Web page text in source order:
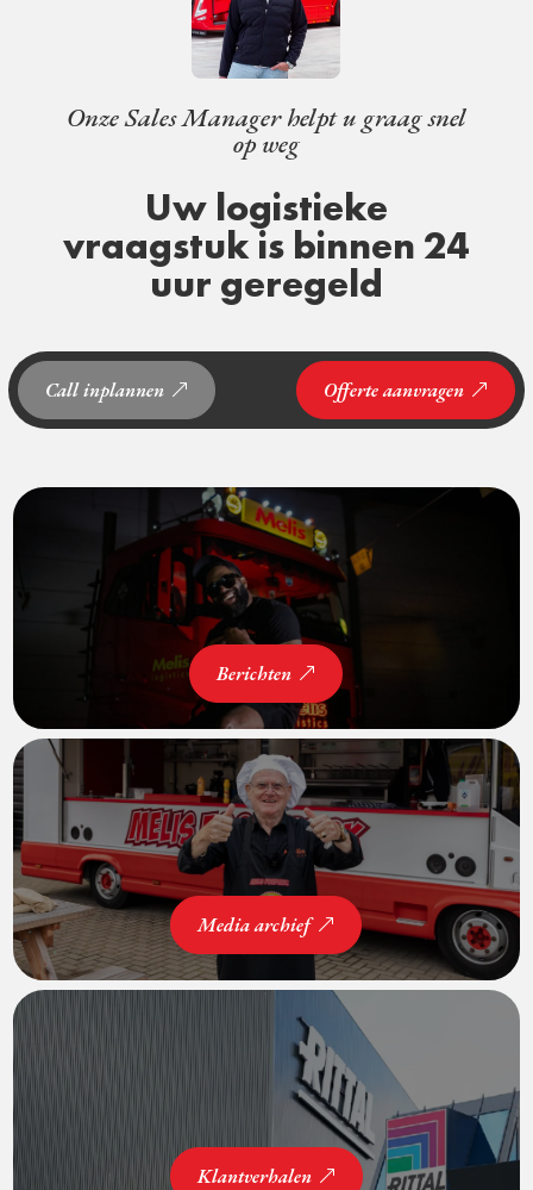
Onze Sales Manager helpt u graag snel
op weg
Uw logistieke
vraagstuk is binnen 24
uur geregeld
Call inplannen Offerte aanvragen
Berichten
Media archief
Klantverhalen